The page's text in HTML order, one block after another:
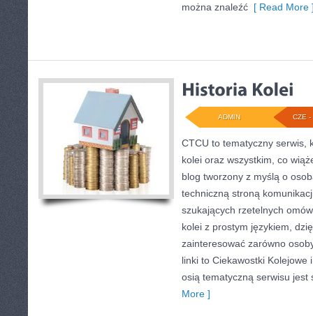
można znaleźć [ Read More
CZE -
ADMIN
CTCU to tematyczny serwis,
kolei oraz wszystkim, co
blog tworzony z myślą o
techniczną stroną
szukających rzetelnych
kolei z prostym językiem,
zainteresować zarówno
linki to Ciekawostki Kolejowe
osią tematyczną serwisu jest
More ]